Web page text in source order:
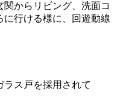
からリビング、洗面コ
に行ける様に、回遊動線
ラス戸を採用されて